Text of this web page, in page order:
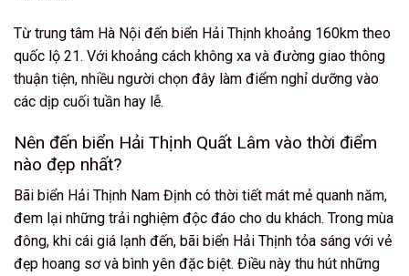
Từ trung tâm Hà Nội đến biển Hải Thịnh khoảng 160km theo
quốc lộ 21. Với khoảng cách không xa và đường giao thông
thuận tiện, nhiều người chọn đây làm điểm nghỉ dưỡng vào
các dịp cuối tuần hay lễ.
Nên đến biển Hải Thịnh Quất Lâm vào thời điểm
nào đẹp nhất?
Bãi biển Hải Thịnh Nam Định có thời tiết mát mẻ quanh năm,
đem lại những trải nghiệm độc đáo cho du khách. Trong mùa
đông, khi cái giá lạnh đến, bãi biển Hải Thịnh tỏa sáng với vẻ
đẹp hoang sơ và bình yên đặc biệt. Điều này thu hút những